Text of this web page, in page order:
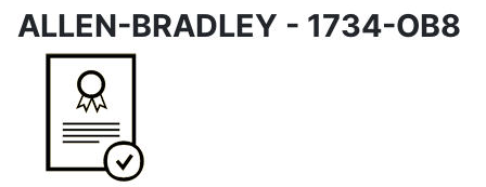
ALLEN-BRADLEY - 1734-OB8